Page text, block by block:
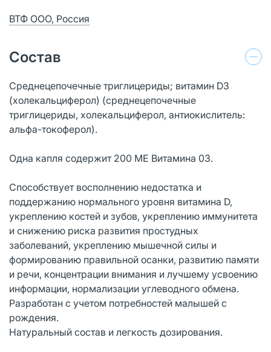
ВТФ ООО, Россия
Состав
Среднецепочечные триглицериды; витамин D3
(холекальциферол) (среднецепочечные
триглицериды, холекальциферол, антиокислитель:
альфа-токоферол).
Одна капля содержит 200 МЕ Витамина 03.
Способствует восполнению недостатка и
поддержанию нормального уровня витамина D,
укреплению костей и зубов, укреплению иммунитета
и снижению риска развития простудных
заболеваний, укреплению мышечной силы и
формированию правильной осанки, развитию памяти
и речи, концентрации внимания и лучшему усвоению
информации, нормализации углеводного обмена.
Разработан с учетом потребностей малышей с
рождения.
Натуральный состав и легкость дозирования.